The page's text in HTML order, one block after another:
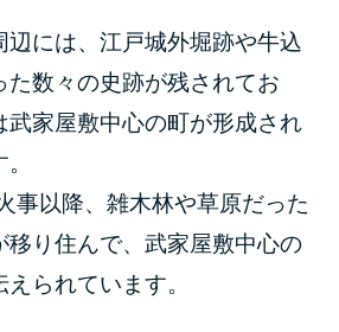
辺には、江戸城外堀跡や牛込
た数々の史跡が残されてお
武家屋敷中心の町が形成され
事以降、雑木林や草原だった
移り住んで、武家屋敷中心の
られています。